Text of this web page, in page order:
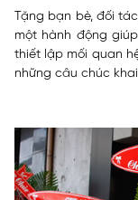
Tặng bạn bè, đối
một hành động
thiết lập mối quan
những câu chúc